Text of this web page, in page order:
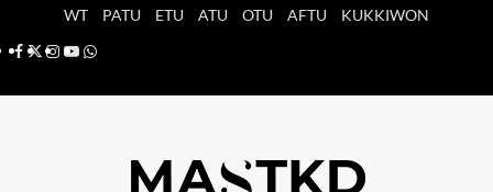
WT PATU ETU ATU OTU AFTU
KUKKIWON
Facebook
X Instagram
YouTube
Whatsapp